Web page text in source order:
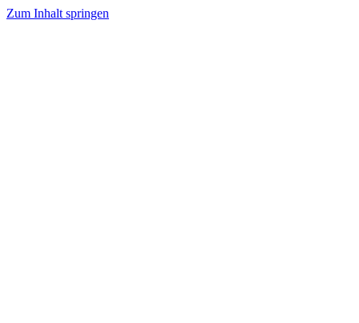
Zum Inhalt springen